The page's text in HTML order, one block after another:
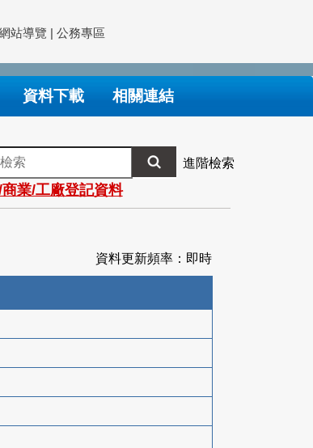
站導覽 | 公務專區
資料下載 相關連結
進階檢索
商業/工廠登記資料
資料更新頻率：即時